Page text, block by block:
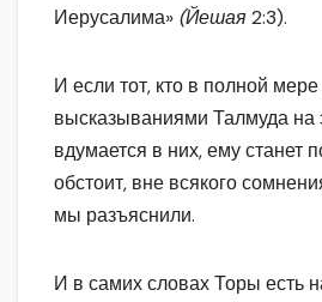
Иерусалима» (Йешая2:3).
И если тот, кто в полной
высказываниями Талмуда на
вдумается в них, ему станет
обстоит, вне всякого
мы разъяснили.
И в самих словах Торы есть